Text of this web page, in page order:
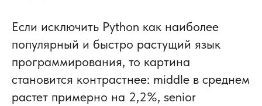
Если исключить Python как наиболее
популярный и быстро растущий язык
программирования, то картина
становится контрастнее: middle в среднем
растет примерно на 2,2%, senior